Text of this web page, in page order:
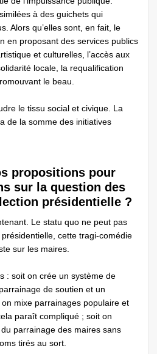
à des guichets qui
Alors qu’elles sont, en fait, le
en proposant des services publics
et culturelles, l’accès aux
locale, la requalification
le beau.
le tissu social et civique. La
de la somme des initiatives
propositions pour
sur la question des
présidentielle ?
Le statu quo ne peut pas
cette tragi-comédie
sur les maires.
: soit on crée un système de
de soutien et un
mixe parrainages populaire et
paraît compliqué ; soit on
parrainage des maires sans
tirés au sort.